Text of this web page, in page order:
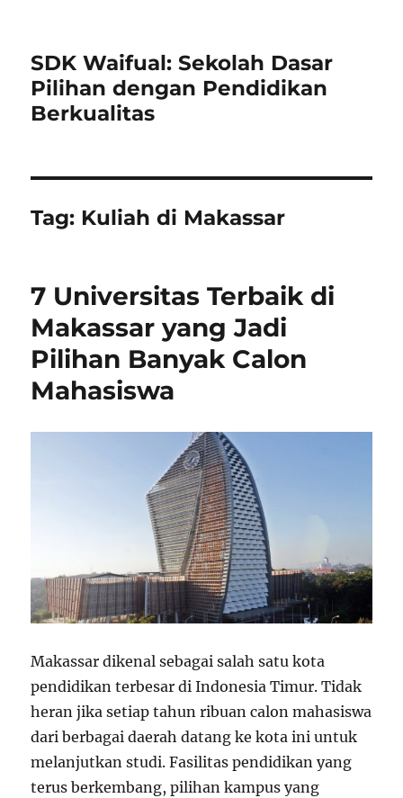
SDK Waifual: Sekolah Dasar
Pilihan dengan Pendidikan
Berkualitas
Tag: Kuliah di Makassar
7 Universitas Terbaik di
Makassar yang Jadi
Pilihan Banyak Calon
Mahasiswa
Makassar dikenal sebagai salah satu kota
pendidikan terbesar di Indonesia Timur. Tidak
heran jika setiap tahun ribuan calon mahasiswa
dari berbagai daerah datang ke kota ini untuk
melanjutkan studi. Fasilitas pendidikan yang
terus berkembang, pilihan kampus yang